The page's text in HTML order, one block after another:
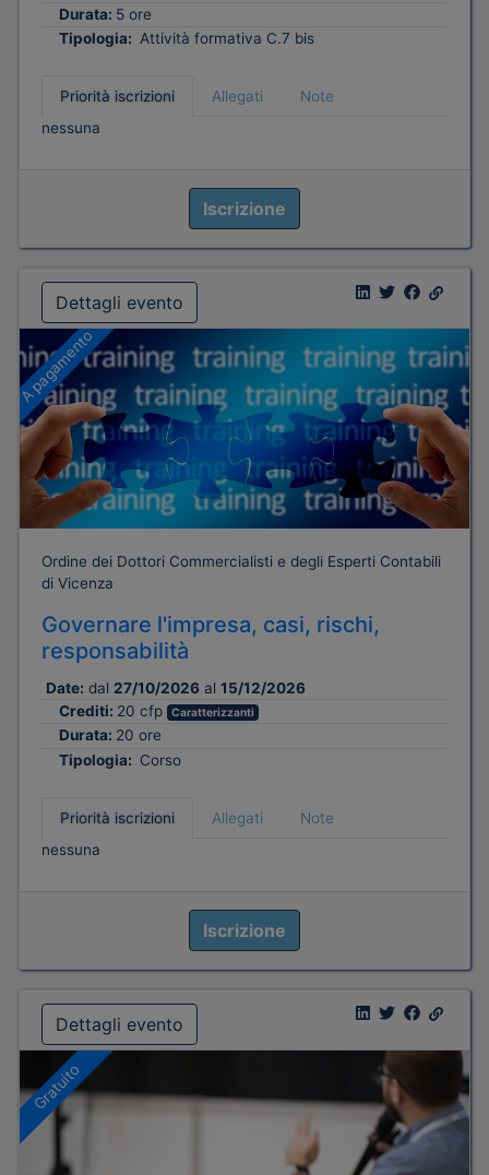
Durata: 5 ore
Tipologia: Attività formativa C.7 bis
Priorità iscrizioni Allegati
Note
nessuna
Iscrizione
Dettagli evento
A pagamento
Ordine dei Dottori Commercialisti e degli Esperti Contabili
di Vicenza
Governare l'impresa, casi, rischi,
responsabilità
Date: dal 27/10/2026 al 15/12/2026
Crediti: 20 cfp Caratterizzanti
Durata: 20 ore
Tipologia: Corso
Priorità iscrizioni Allegati
Note
nessuna
Iscrizione
Dettagli evento
Gratuito